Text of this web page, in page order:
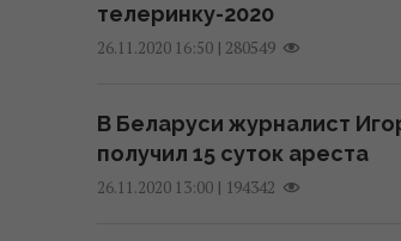
телеринку-2020
26.11.2020 16:50| 280549
В Беларуси журналист
получил 15 суток ареста
26.11.2020 13:00| 194342